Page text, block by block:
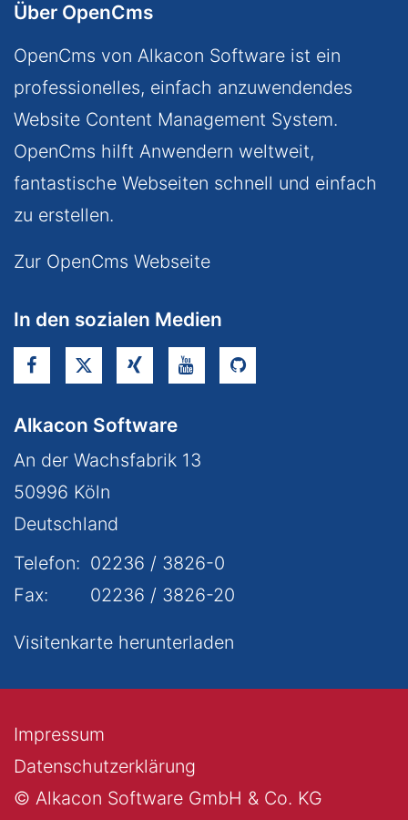
Über OpenCms
OpenCms von Alkacon Software ist ein
professionelles, einfach anzuwendendes
Website Content Management System.
OpenCms hilft Anwendern weltweit,
fantastische Webseiten schnell und einfach
zu erstellen.
Zur OpenCms Webseite
In den sozialen Medien
Alkacon Software
An der Wachsfabrik 13
50996 Köln
Deutschland
Telefon: 02236 / 3826-0
Fax:
02236 / 3826-20
Visitenkarte herunterladen
© Alkacon Software GmbH & Co. KG
Datenschutzerklärung
Impressum